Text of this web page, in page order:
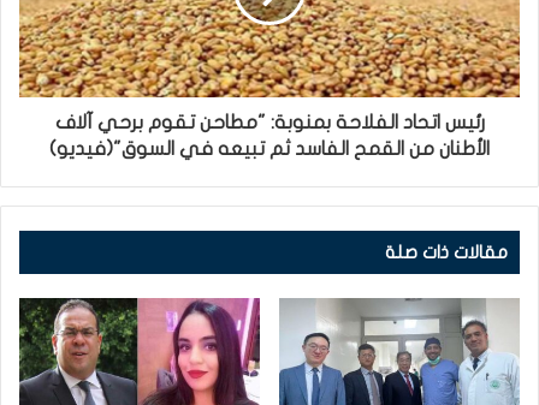
رئيس اتحاد الفلاحة بمنوبة: "مطاحن تقوم برحي آلاف
الأطنان من القمح الفاسد ثم تبيعه في السوق"(فيديو)
مقالات ذات صلة